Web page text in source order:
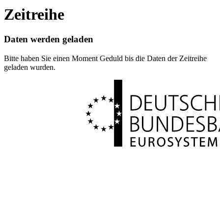
Zeitreihe
Daten werden geladen
Bitte haben Sie einen Moment Geduld bis die Daten der Zeitreihe
geladen wurden.